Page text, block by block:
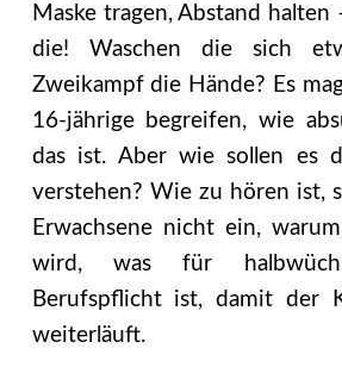
Maske tragen, Abstand halten
die! Waschen die sich
Zweikampf die Hände? Es
16-jährige begreifen, wie
das ist. Aber wie sollen es
verstehen? Wie zu hören ist,
Erwachsene nicht ein,
wird, was für
Berufspflicht ist, damit der
weiterläuft.